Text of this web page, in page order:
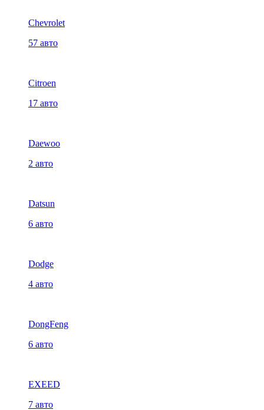
Chevrolet
57 авто
Citroen
17 авто
Daewoo
2 авто
Datsun
6 авто
Dodge
4 авто
DongFeng
6 авто
EXEED
7 авто